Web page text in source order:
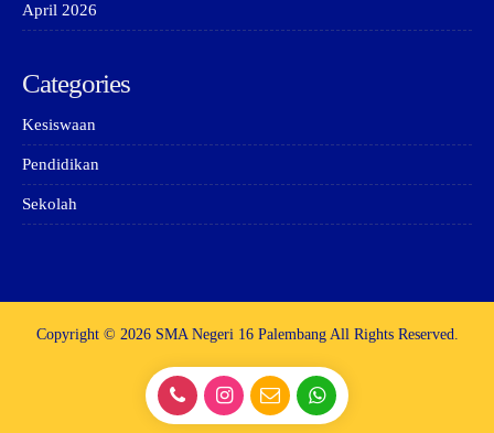
April 2026
Categories
Kesiswaan
Pendidikan
Sekolah
Copyright © 2026 SMA Negeri 16 Palembang All Rights Reserved.